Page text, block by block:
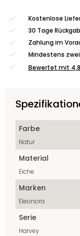
Kostenlose
30 Tage
Zahlung im
Mindestens
Bewertet mit
Farbe
Natur
Material
Eiche
Marken
Eleonora
Serie
Harvey